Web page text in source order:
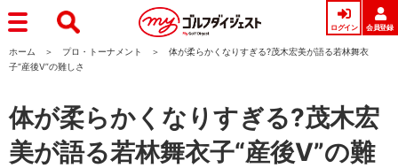
ログイン 会員登録
ホーム プロ・トーナメント
体が柔らかくなりすぎる?茂木宏美が語る若林舞衣
子“産後V”の難しさ
体が柔らかくなりすぎる?茂木宏
美が語る若林舞衣子“産後V”の難